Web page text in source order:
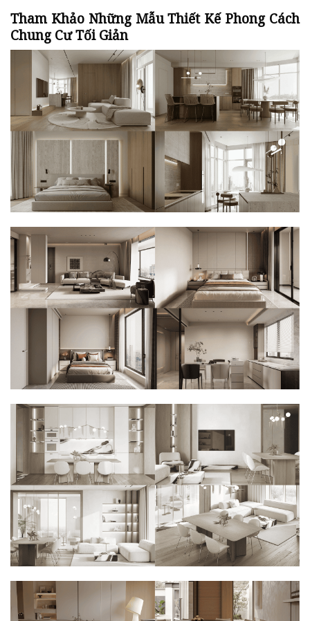
Tham Khảo Những Mẫu Thiết Kế Phong Cách
Chung Cư Tối Giản